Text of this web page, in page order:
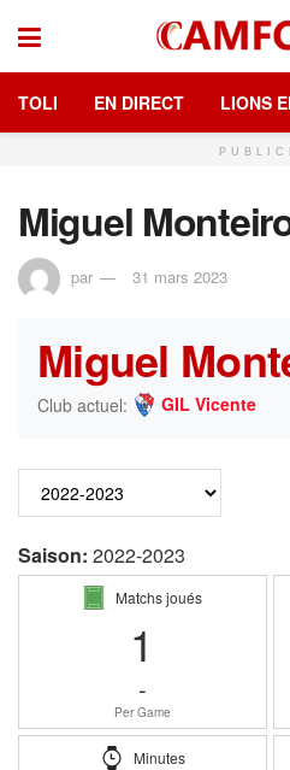
TOLI EN DIRECT LIONS
Miguel
par 31 mars 2023
Miguel
Club actuel: GIL Vicente
Saison: 2022-2023
Matchs joués
1
-
Per Game
Minutes